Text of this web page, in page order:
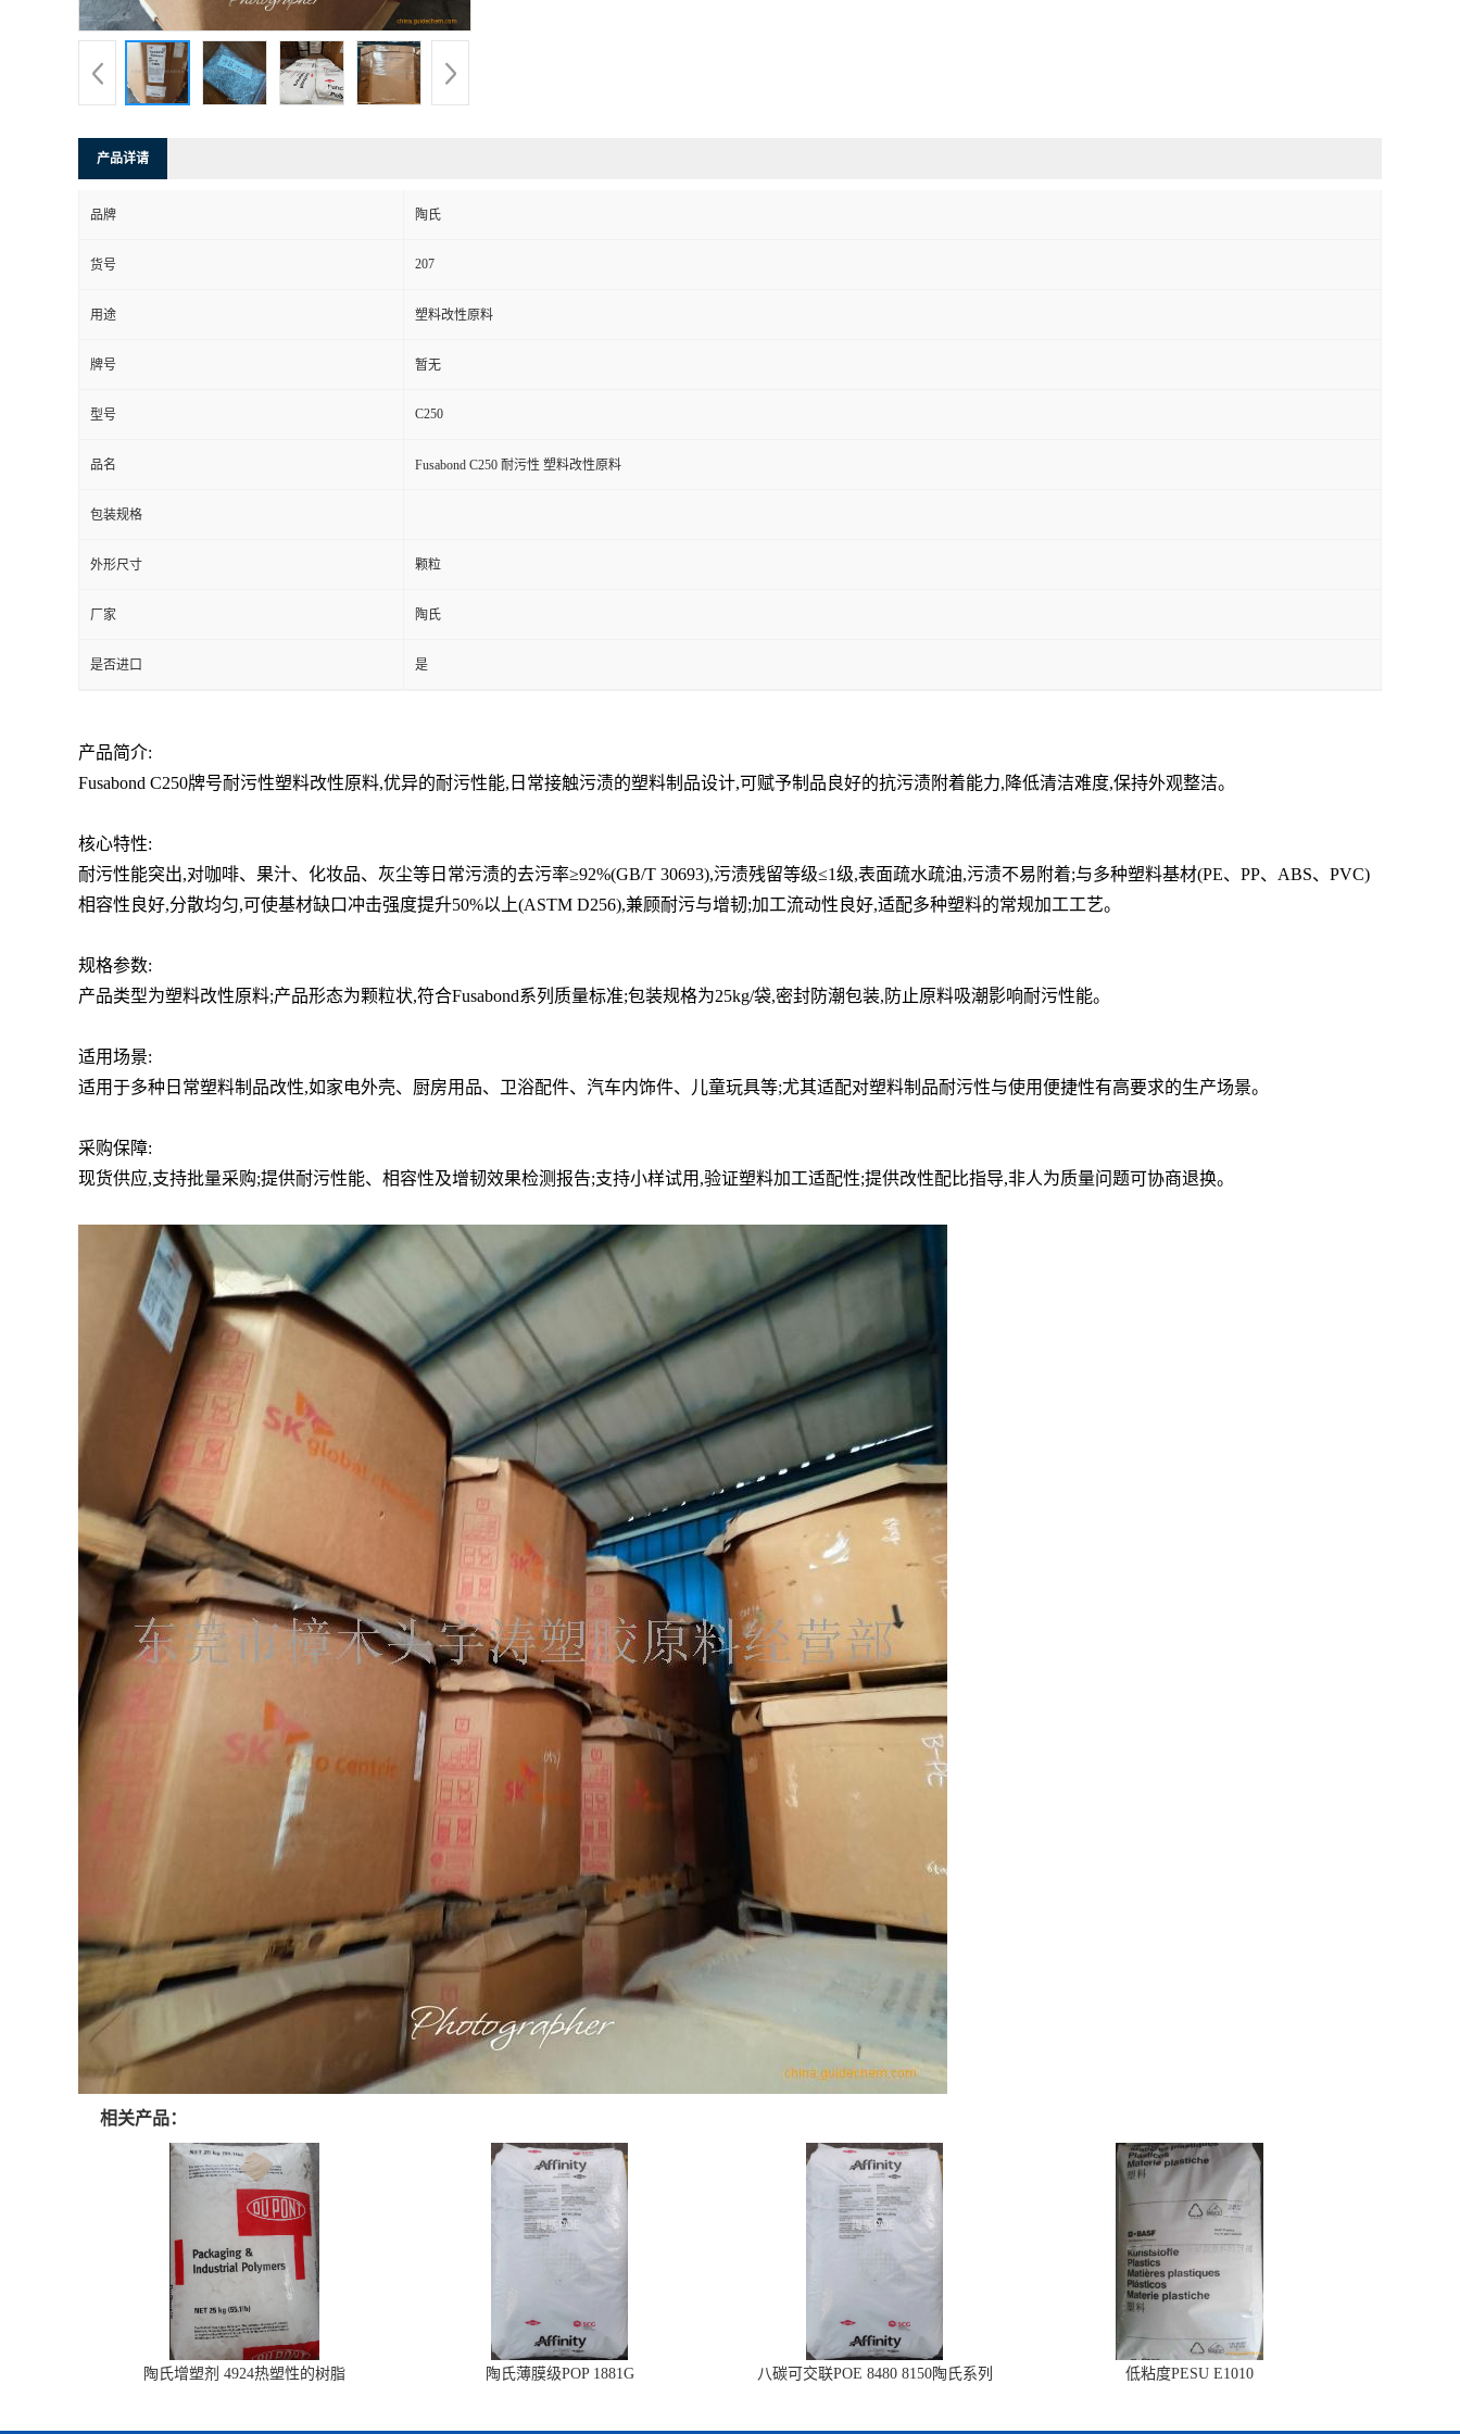
产品详请
品牌 陶氏
货号 207
用途 塑料改性原料
牌号 暂无
型号 C250
品名 Fusabond C250 耐污性 塑料改性原料
包装规格
外形尺寸 颗粒
厂家 陶氏
是否进口 是
产品简介:
Fusabond C250牌号耐污性塑料改性原料,优异的耐污性能,日常接触污渍的塑料制品设计,可赋予制品良好的抗污渍附着能力,降低清洁难度,保持外观整洁。
核心特性:
耐污性能突出,对咖啡、果汁、化妆品、灰尘等日常污渍的去污率≥92%(GB/T 30693),污渍残留等级≤1级,表面疏水疏油,污渍不易附着;与多种塑料基材(PE、PP、ABS、PVC)
相容性良好,分散均匀,可使基材缺口冲击强度提升50%以上(ASTM D256),兼顾耐污与增韧;加工流动性良好,适配多种塑料的常规加工工艺。
规格参数:
产品类型为塑料改性原料;产品形态为颗粒状,符合Fusabond系列质量标准;包装规格为25kg/袋,密封防潮包装,防止原料吸潮影响耐污性能。
适用场景:
适用于多种日常塑料制品改性,如家电外壳、厨房用品、卫浴配件、汽车内饰件、儿童玩具等;尤其适配对塑料制品耐污性与使用便捷性有高要求的生产场景。
采购保障:
现货供应,支持批量采购;提供耐污性能、相容性及增韧效果检测报告;支持小样试用,验证塑料加工适配性;提供改性配比指导,非人为质量问题可协商退换。
相关产品：
陶氏增塑剂 4924热塑性的树脂 陶氏薄膜级POP 1881G 八碳可交联POE 8480 8150陶氏系列 低粘度PESU E1010